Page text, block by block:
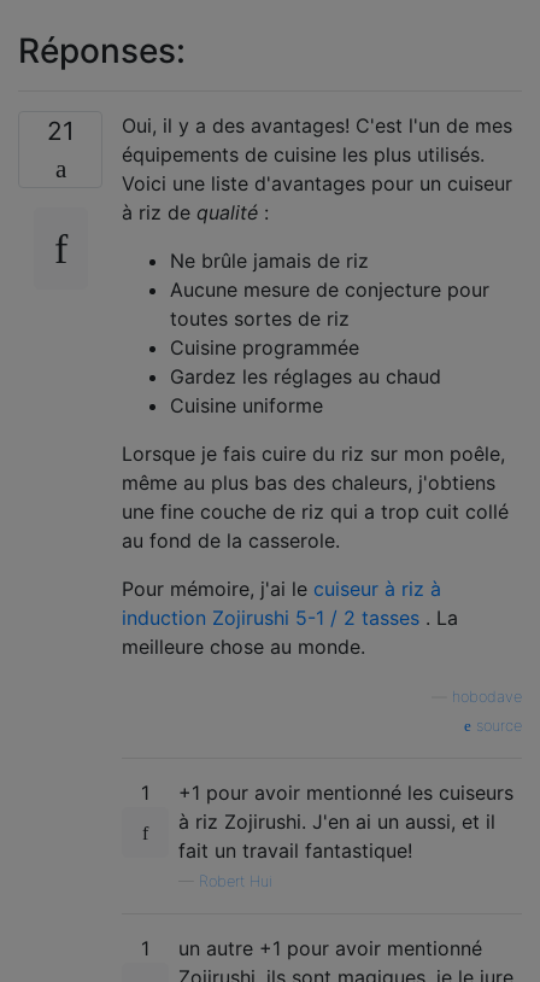
Réponses:
21
Oui, il y a des avantages! C'est l'un de mes
équipements de cuisine les plus utilisés.
Voici une liste d'avantages pour un cuiseur
à riz de qualité :
Ne brûle jamais de riz
Aucune mesure de conjecture pour
toutes sortes de riz
Cuisine programmée
Gardez les réglages au chaud
Cuisine uniforme
Lorsque je fais cuire du riz sur mon poêle,
même au plus bas des chaleurs, j'obtiens
une fine couche de riz qui a trop cuit collé
au fond de la casserole.
Pour mémoire, j'ai le cuiseur à riz à
induction Zojirushi 5-1 / 2 tasses . La
meilleure chose au monde.
hobodave
source
1
+1 pour avoir mentionné les cuiseurs
à riz Zojirushi. J'en ai un aussi, et il
fait un travail fantastique!
Robert Hui
1
un autre +1 pour avoir mentionné
Zojirushi. ils sont magiques, je le jure.